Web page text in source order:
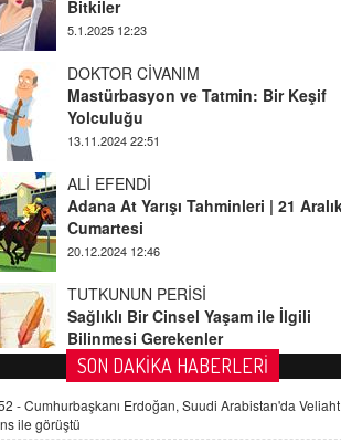
DOKTOR CİVANIM
Yolculuğu
13.11.2024 22:51
ALİ EFENDİ
Cumartesi
20.12.2024 12:46
TUTKUNUN PERİSİ
Bilinmesi Gerekenler
08.11.2024 13:16
FARUK ÖNALAN
Tezkere Onaylanmasaydı…
2 Kasım 2021 Salı 00:11
SON DAKİKA HABERLERİ
-Cumhurbaşkanı Erdoğan, Suudi Arabistan'da Veliaht
ile görüştü